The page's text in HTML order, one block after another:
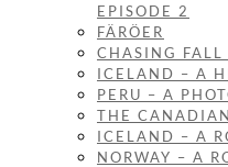
EPISODE 2
FÄRÖER
CHASING FALL
ICELAND – A
PERU – A
THE
ICELAND – A
NORWAY – A